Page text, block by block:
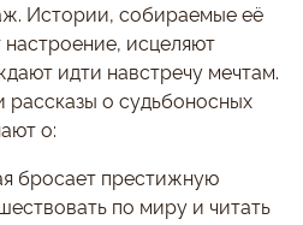
Истории, собираемые её
исцеляют
идти навстречу мечтам.
о судьбоносных
о:
бросает престижную
по миру и читать